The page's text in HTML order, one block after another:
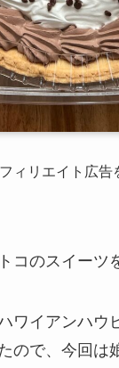
ィリエイト広告
コのスイーツ
ワイアンハウ
ので、今回は